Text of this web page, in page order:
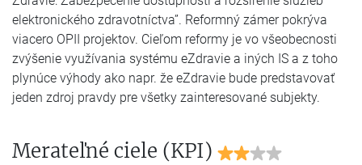
elektronického zdravotníctva”. Reformný zámer pokrýva
viacero OPII projektov. Cieľom reformy je vo všeobecnosti
zvýšenie využívania systému eZdravie a iných IS a z toho
plynúce výhody ako napr. že eZdravie bude predstavovať
jeden zdroj pravdy pre všetky zainteresované subjekty.
Merateľné ciele (KPI)